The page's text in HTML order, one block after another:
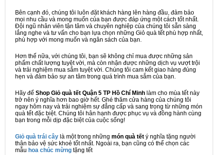
Bên cạnh đó, chúng tôi luôn đặt khách hàng lên hàng đầu, đảm bảo
mọi nhu cầu và mong muốn của bạn được đáp ứng một cách tốt nhất.
Đội ngũ nhân viên tận tâm và chuyên nghiệp của chúng tôi sẵn sàng
lắng nghe và tư vấn cho bạn lựa chọn những Giỏ quà tết phù hợp nhất,
phù hợp với mong muốn và ngân sách của bạn.
Hơn thế nữa, với chúng tôi, bạn sẽ không chỉ mua được những sản
phẩm chất lượng tuyệt vời, mà còn nhận được những dịch vụ vượt trội
và trải nghiệm mua sắm tuyệt vời. Chúng tôi cam kết giao hàng đúng
hẹn và đảm bảo sự an tâm trong quá trình mua sắm của bạn.
Hãy để Shop Giỏ quà tết Quận 5 TP Hồ Chí Minh làm cho mùa tết này
trở nên ý nghĩa hơn bao giờ hết. Ghé thăm cửa hàng của chúng tôi
ngay hôm nay và trải nghiệm sự đẳng cấp và sang trọng từ những món
quà tết đặc biệt. Chúng tôi hân hạnh được phục vụ và đồng hành cùng
bạn trong mỗi dịp đặc biệt của cuộc sống!
Giỏ quà trái cây là một trong những món quà tết ý nghĩa tặng người
thân bảo vệ sức khoẻ tốt nhất. Ngoài ra, bạn cũng có thể chọn các
mẫu hoa chúc mừng tặng tết